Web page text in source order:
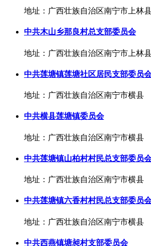
地址：广西壮族自治区南宁市上林
中共木山乡那良村总支部委员会
地址：广西壮族自治区南宁市上林
中共莲塘镇莲塘社区居民支部委员
地址：广西壮族自治区南宁市横县
中共横县莲塘镇委员会
地址：广西壮族自治区南宁市横县
中共莲塘镇山柏村村民总支部委员
地址：广西壮族自治区南宁市横县
中共莲塘镇六香村村民总支部委员
地址：广西壮族自治区南宁市横县
中共西燕镇塘昶村支部委员会